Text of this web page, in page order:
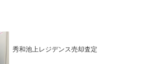
秀和池上レジデンス売却査定